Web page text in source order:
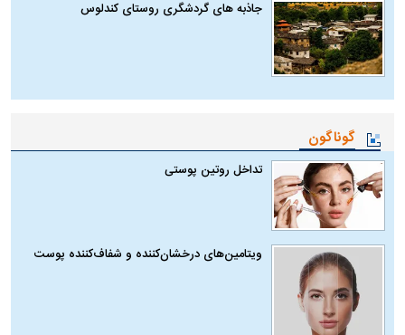
جاذبه های گردشگری روستای کندلوس
گوناگون
تداخل روتین پوستی
ویتامین‌های درخشان‌کننده و شفاف‌کننده پوست